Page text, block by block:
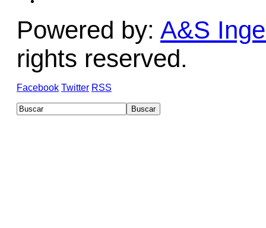
Powered by: A&S
rights reserved.
Facebook Twitter RSS